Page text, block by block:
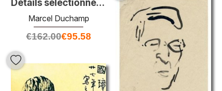
Détails sélectionnés après INGRES II
Marcel Duchamp
€162.00€95.58